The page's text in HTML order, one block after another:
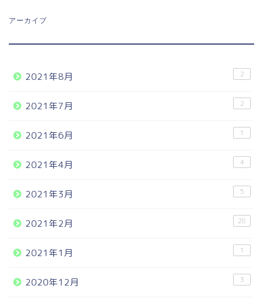
アーカイブ
2021年8月 2
2021年7月 2
2021年6月 1
2021年4月 4
2021年3月 5
2021年2月 28
2021年1月 1
2020年12月 3